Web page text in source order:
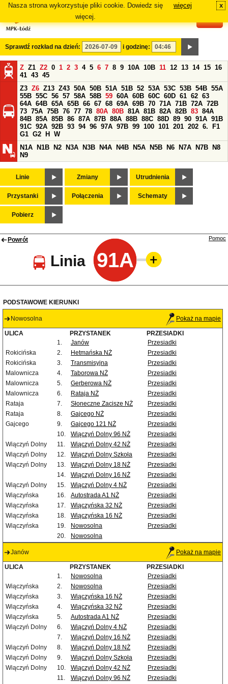
Nasza strona wykorzystuje pliki cookie. Dowiedz się
więcej.
więcej x
Sprawdź rozkład na dzień: i godzinę:
Z Z1 Z2 0 1 2 3 4 5 6 7 8 9 10A 10B 11 12 13 14 15 16
41 43 45
Z3 Z6 Z13 Z43 50A 50B 51A 51B 52 53A 53C 53B 54B 55A
55B 55C 56 57 58A 58B 59 60A 60B 60C 60D 61 62 63
64A 64B 65A 65B 66 67 68 69A 69B 70 71A 71B 72A 72B
73 75A 75B 76 77 78 80A 80B 81A 81B 82A 82B 83 84A
84B 85A 85B 86 87A 87B 88A 88B 88C 88D 89 90 91A 91B
91C 92A 92B 93 94 96 97A 97B 99 100 101 201 202 6.
F1
G1 G2 H
W
N1A
N1B N2 N3A N3B N4A N4B N5A N5B N6 N7A N7B
N8
N9
Linie Zmiany Utrudnienia
Przystanki Połączenia Schematy
Pobierz
Powrót
Linia 91A
Pomoc
PODSTAWOWE KIERUNKI
Nowosolna Pokaż na mapie
ULICA PRZYSTANEK
PRZESIADKI
1.
Janów
Przesiadki
Rokicińska
2. Hetmańska NŻ
Przesiadki
Rokicińska
3. Transmisyjna
Przesiadki
Malownicza
4. Taborowa NŻ
Przesiadki
Malownicza
5. Gerberowa NŻ
Przesiadki
Malownicza
6. Rataja NŻ
Przesiadki
Rataja
7. Słoneczne Zacisze NŻ
Przesiadki
Rataja
8. Gajcego NŻ
Przesiadki
Gajcego
9. Gajcego 121 NŻ
Przesiadki
10.
Wiączyń Dolny 96 NŻ
Przesiadki
Wiączyń Dolny
11. Wiączyń Dolny 42 NŻ
Przesiadki
Wiączyń Dolny
12. Wiączyń Dolny Szkoła
Przesiadki
Wiączyń Dolny
13. Wiączyń Dolny 18 NŻ
Przesiadki
14.
Wiączyń Dolny 16 NŻ
Przesiadki
Wiączyń Dolny
15. Wiączyń Dolny 4 NŻ
Przesiadki
Wiączyńska
16. Autostrada A1 NŻ
Przesiadki
Wiączyńska
17. Wiączyńska 32 NŻ
Przesiadki
Wiączyńska
18. Wiączyńska 16 NŻ
Przesiadki
Wiączyńska
19. Nowosolna
Przesiadki
20.
Nowosolna
Janów Pokaż na mapie
ULICA PRZYSTANEK
PRZESIADKI
1.
Nowosolna
Przesiadki
Wiączyńska
2. Nowosolna
Przesiadki
Wiączyńska
3. Wiączyńska 16 NŻ
Przesiadki
Wiączyńska
4. Wiączyńska 32 NŻ
Przesiadki
Wiączyńska
5. Autostrada A1 NŻ
Przesiadki
Wiączyń Dolny
6. Wiączyń Dolny 4 NŻ
Przesiadki
7.
Wiączyń Dolny 16 NŻ
Przesiadki
Wiączyń Dolny
8. Wiączyń Dolny 18 NŻ
Przesiadki
Wiączyń Dolny
9. Wiączyń Dolny Szkoła
Przesiadki
Wiączyń Dolny
10. Wiączyń Dolny 42 NŻ
Przesiadki
11.
Wiączyń Dolny 96 NŻ Przesiadki